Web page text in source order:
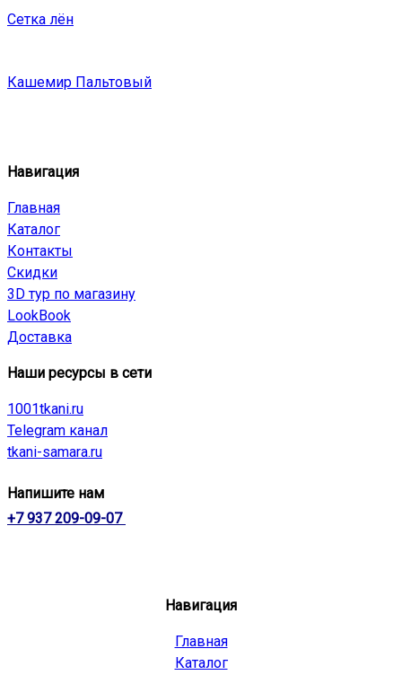
Сетка лён
Кашемир Пальтовый
Навигация
Главная
Каталог
Контакты
Скидки
3D тур по магазину
LookBook
Доставка
Наши ресурсы в сети
1001tkani.ru
Telegram канал
tkani-samara.ru
Напишите нам
+7 937 209-09-07
Навигация
Главная
Каталог